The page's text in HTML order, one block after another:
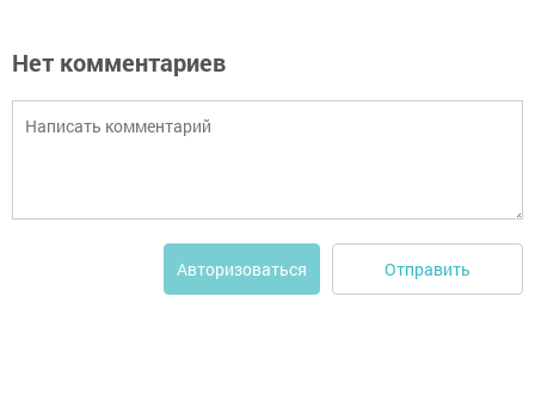
Нет комментариев
Авторизоваться Отправить